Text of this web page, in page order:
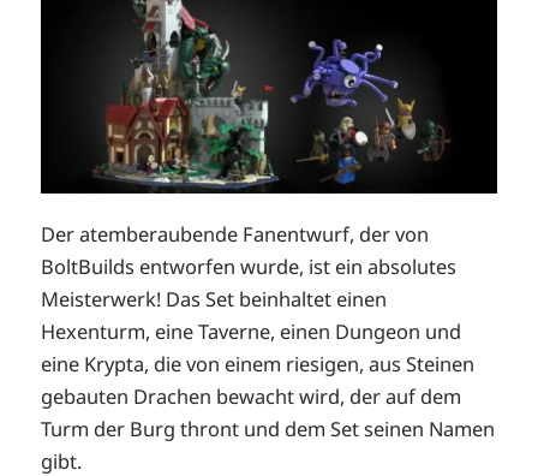
Der atemberaubende Fanentwurf, der von
BoltBuilds entworfen wurde, ist ein absolutes
Meisterwerk! Das Set beinhaltet einen
Hexenturm, eine Taverne, einen Dungeon und
eine Krypta, die von einem riesigen, aus Steinen
gebauten Drachen bewacht wird, der auf dem
Turm der Burg thront und dem Set seinen Namen
gibt.